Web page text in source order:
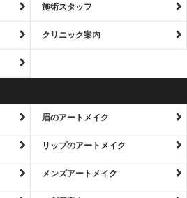
施術スタッフ
クリニック案内
眉のアートメイク
リップのアートメイク
メンズアートメイク